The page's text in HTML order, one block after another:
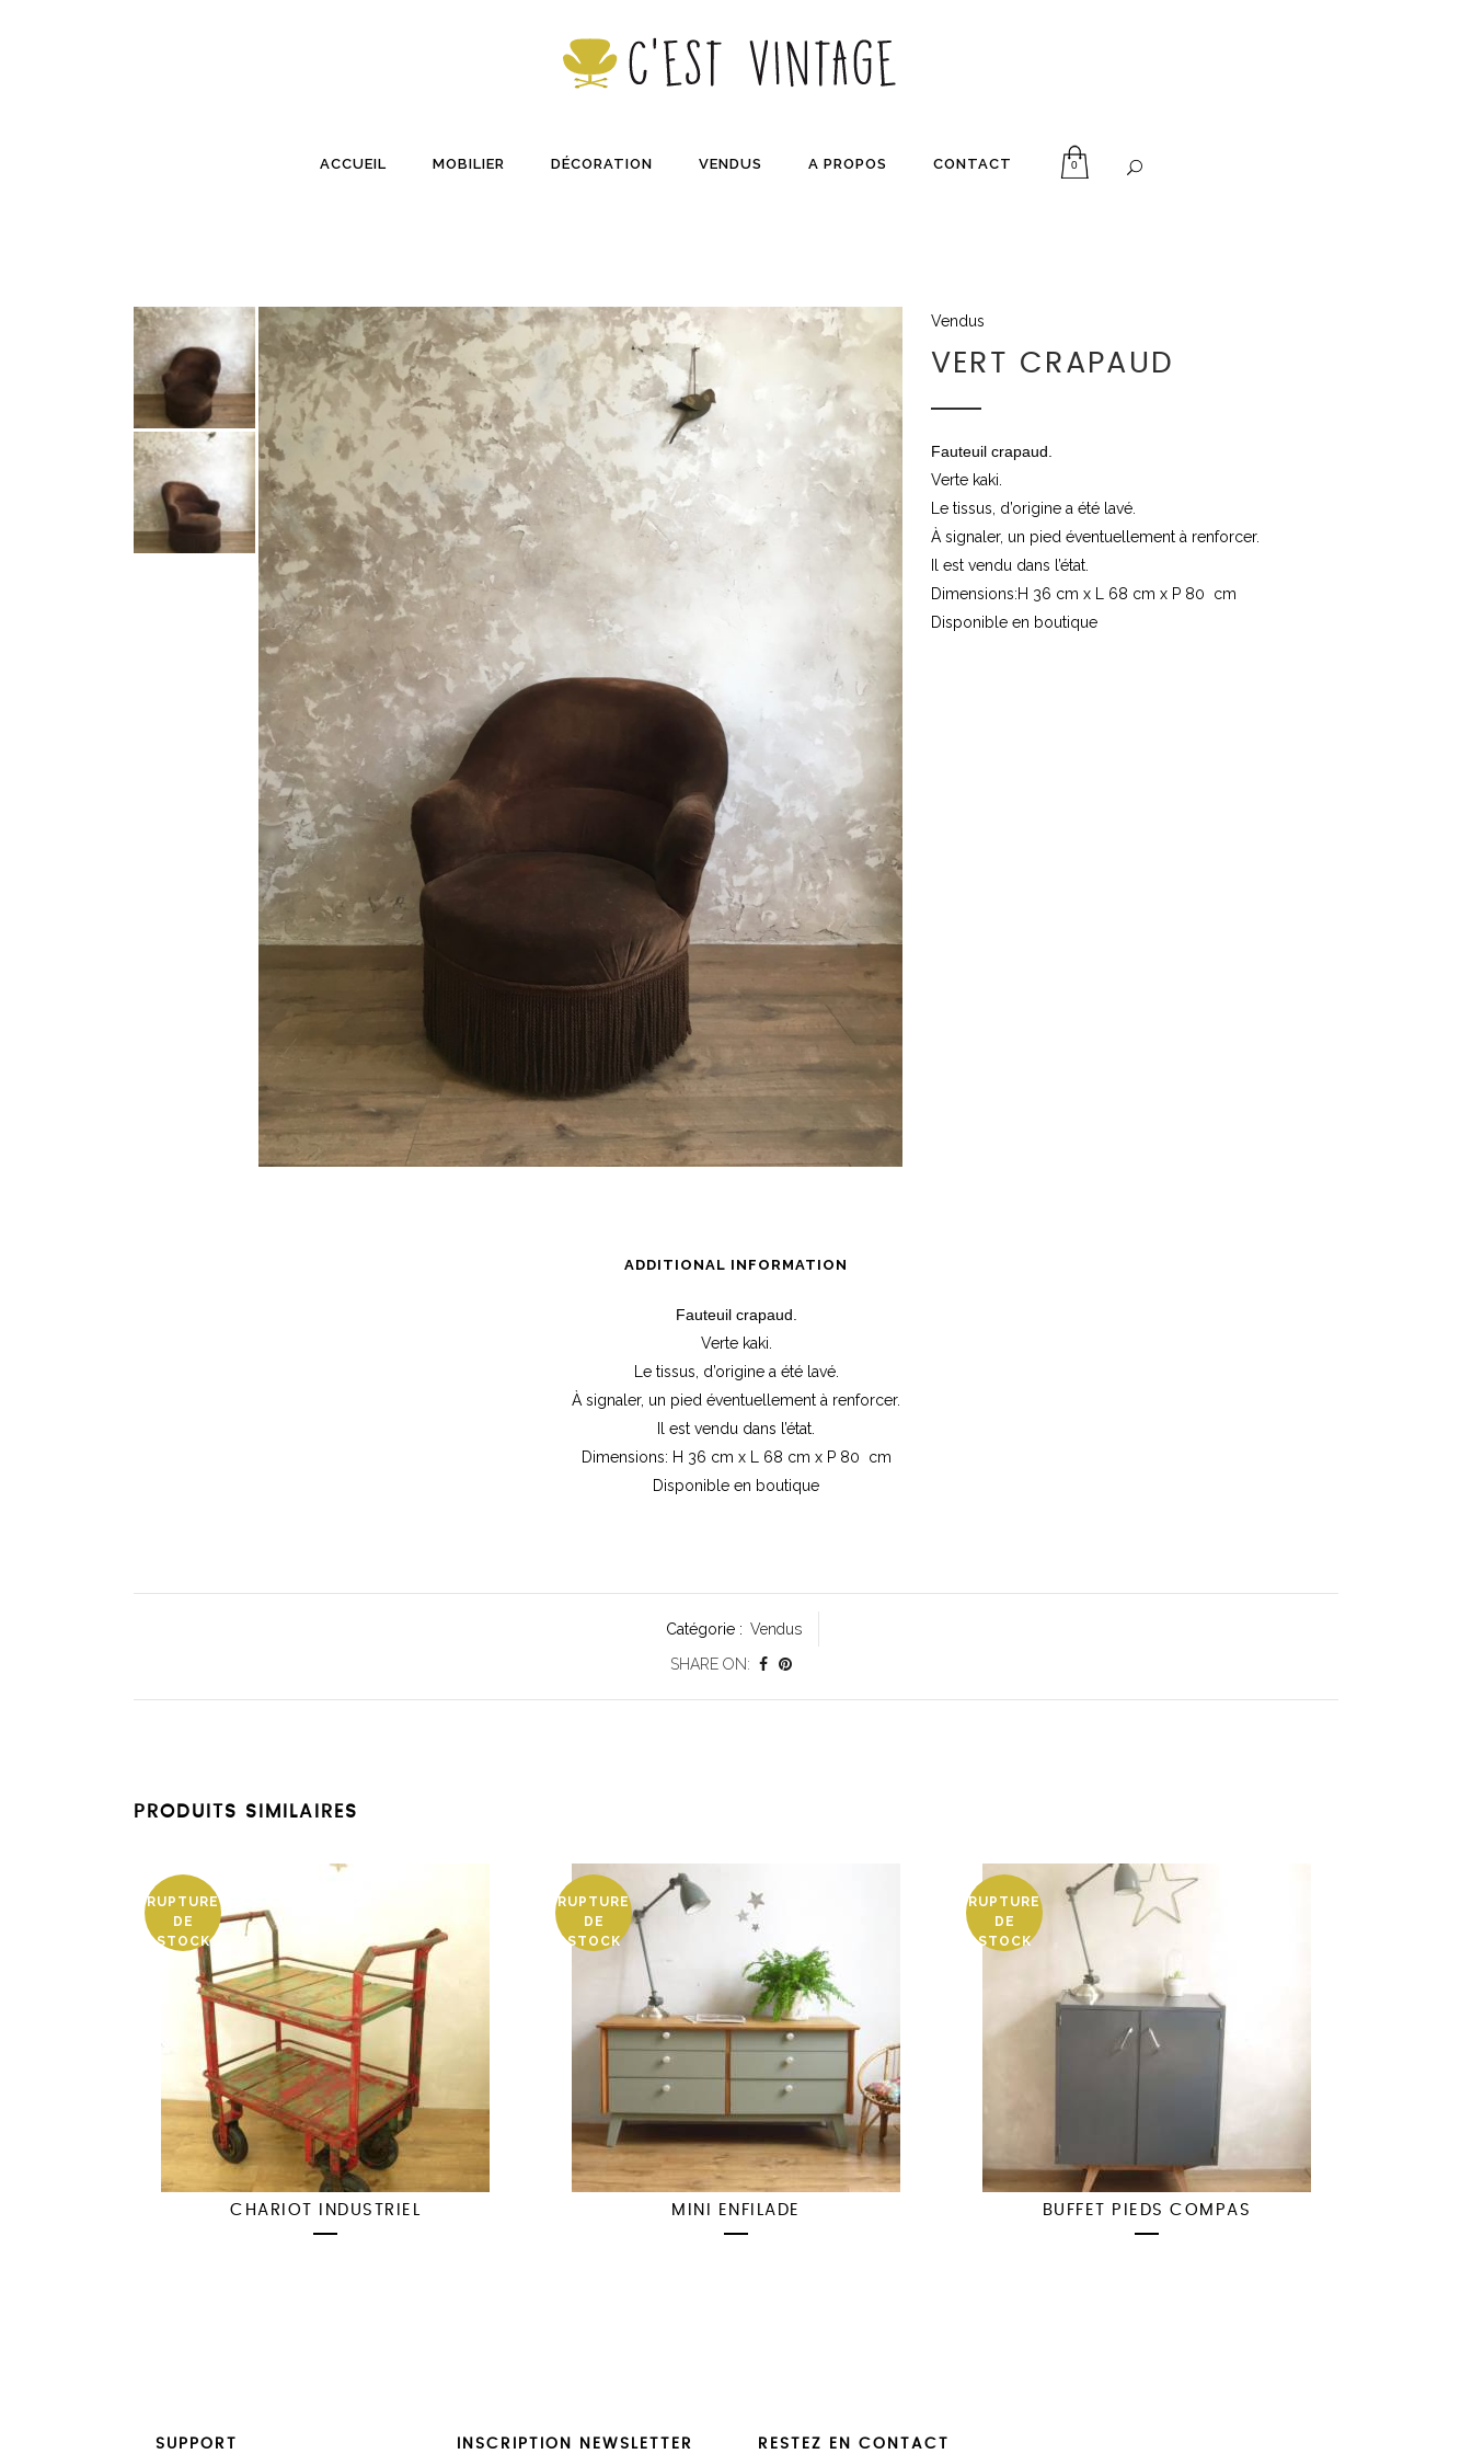
ACCUEIL MOBILIER DÉCORATION VENDUS A PROPOS CONTACT 0
Vendus
VERT CRAPAUD
Fauteuil crapaud.
Verte kaki.
Le tissus, d’origine a été lavé.
À signaler, un pied éventuellement à renforcer.
Il est vendu dans l’état.
Dimensions:H 36 cm x L 68 cm x P 80 cm
Disponible en boutique
ADDITIONAL INFORMATION
Fauteuil crapaud.
Verte kaki.
Le tissus, d’origine a été lavé.
À signaler, un pied éventuellement à renforcer.
Il est vendu dans l’état.
Dimensions: H 36 cm x L 68 cm x P 80 cm
Disponible en boutique
Catégorie : Vendus
SHARE ON:
PRODUITS SIMILAIRES
RUPTURE
DE
STOCK
CHARIOT INDUSTRIEL
RUPTURE
DE
STOCK
MINI ENFILADE
RUPTURE
DE
STOCK
BUFFET PIEDS COMPAS
SUPPORT INSCRIPTION NEWSLETTER RESTEZ EN CONTACT